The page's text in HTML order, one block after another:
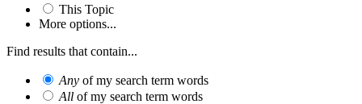
This Topic
More options...
Find results that contain...
Any of my search term words
All of my search term words